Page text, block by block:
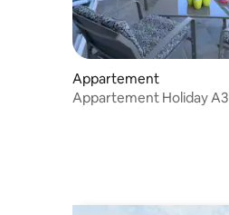
Appartement
Appartement Holiday A3